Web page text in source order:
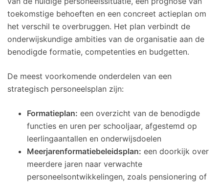
toekomstige behoeften en een concreet actieplan om
het verschil te overbruggen. Het plan verbindt de
onderwijskundige ambities van de organisatie aan de
benodigde formatie, competenties en budgetten.
De meest voorkomende onderdelen van een
strategisch personeelsplan zijn:
Formatieplan: een overzicht van de benodigde
functies en uren per schooljaar, afgestemd op
leerlingaantallen en onderwijsdoelen
Meerjarenformatiebeleidsplan: een doorkijk over
meerdere jaren naar verwachte
personeelsontwikkelingen, zoals pensionering of